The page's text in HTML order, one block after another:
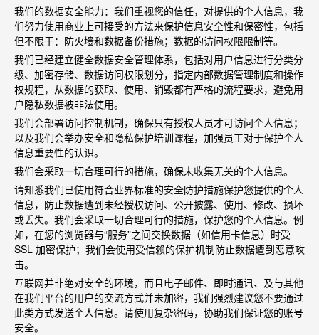
我们的数据安全能力：我们重视您的信任，对提供的个人信息，我
们努力使用商业上可接受的方法来保护信息安全性和保密性，包括
但不限于：防火墙和数据备份措施；数据的访问权限限制等。
我们已经建立健全数据安全管理体系，包括对用户信息进行分类分
级、加密存储、数据访问权限划分，指定内部数据管理制度和操作
权规程，从数据的获取、使用、销毁都有严格的流程要求，避免用
户隐私数据被非法使用。
我们会部署访问控制机制，确保只有授权人员才可访问个人信息；
以及我们会举办安全和隐私保护培训课程，加强员工对于保护个人
信息重要性的认识。
我们会采取一切合理可行的措施，确保未收集无关的个人信息。
请知悉我们已使用符合业界标准的安全防护措施保护您提供的个人
信息，防止数据遭到未经授权访问、公开披露、使用、修改、损坏
或丢失。我们会采取一切合理可行的措施，保护您的个人信息。例
如，在您的浏览器与“服务”之间交换数据（如信用卡信息）时受
SSL 加密保护；我们会使用受信赖的保护机制防止数据遭到恶意攻
击。
互联网并非绝对安全的环境，而且电子邮件、即时通讯、及与其他
在我们平台的用户的交流方式并未加密，我们强烈建议您不要通过
此类方式发送个人信息。请使用复杂密码，协助我们保证您的账号
安全。